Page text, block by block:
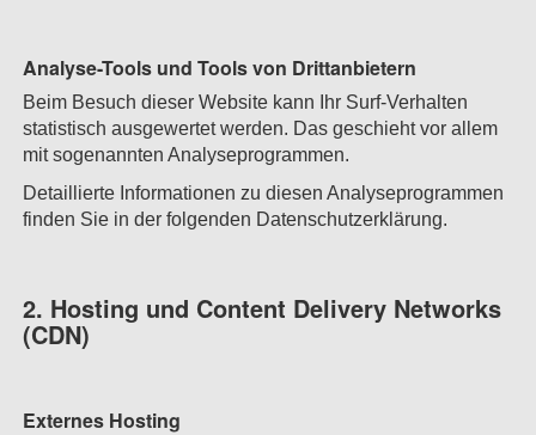
Analyse-Tools und Tools von Dritt­anbietern
Beim Besuch dieser Website kann Ihr Surf-Verhalten
statistisch ausgewertet werden. Das geschieht vor allem
mit sogenannten Analyseprogrammen.
Detaillierte Informationen zu diesen Analyseprogrammen
finden Sie in der folgenden Datenschutzerklärung.
2. Hosting und Content Delivery Networks
(CDN)
Externes Hosting